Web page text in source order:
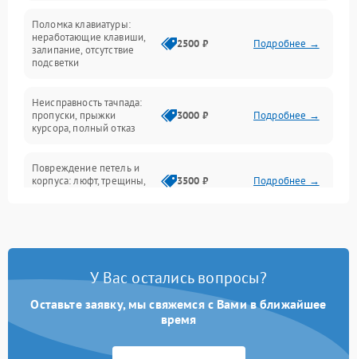
Интерфейсные проблемы
Батарея
Сеть и интернет
Поломка клавиатуры:
неработающие клавиши,
залипание, отсутствие
подсветки
2500 ₽ Подробнее →
Неисправность тачпада:
пропуски, прыжки
курсора, полный отказ
3000 ₽ Подробнее →
Повреждение петель и
корпуса: люфт, трещины,
3500 ₽ Подробнее →
быстрая разрядка,
2500 ₽ Подробнее →
Неисправность зарядного
питания
2000 ₽ Подробнее →
У Вас остались вопросы?
Оставьте заявку, мы свяжемся с Вами в ближайшее
время